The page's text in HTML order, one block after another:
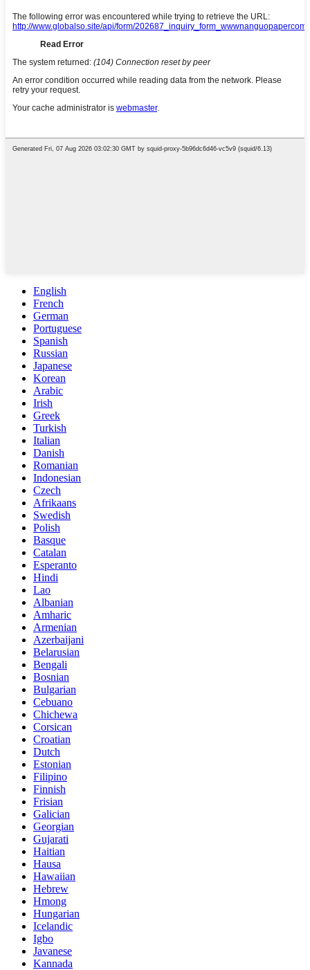
English
French
German
Portuguese
Spanish
Russian
Japanese
Korean
Arabic
Irish
Greek
Turkish
Italian
Danish
Romanian
Indonesian
Czech
Afrikaans
Swedish
Polish
Basque
Catalan
Esperanto
Hindi
Lao
Albanian
Amharic
Armenian
Azerbaijani
Belarusian
Bengali
Bosnian
Bulgarian
Cebuano
Chichewa
Corsican
Croatian
Dutch
Estonian
Filipino
Finnish
Frisian
Galician
Georgian
Gujarati
Haitian
Hausa
Hawaiian
Hebrew
Hmong
Hungarian
Icelandic
Igbo
Javanese
Kannada